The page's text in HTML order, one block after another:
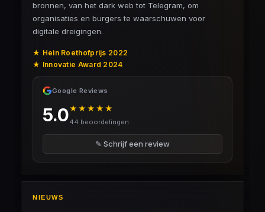
bronnen, van het dark web tot Telegram, om
organisaties en burgers te waarschuwen voor
digitale dreigingen.
★ Hein Roethofprijs 2022
★ Innovatie Award 2024
Google Reviews
5.0★★★★★
44 beoordelingen
✎ Schrijf een review
NIEUWS